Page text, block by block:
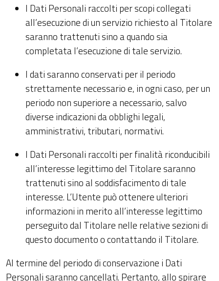
I Dati Personali raccolti per scopi collegati
all’esecuzione di un servizio richiesto al Titolare
saranno trattenuti sino a quando sia
completata l’esecuzione di tale servizio.
I dati saranno conservati per il periodo
strettamente necessario e, in ogni caso, per un
periodo non superiore a necessario, salvo
diverse indicazioni da obblighi legali,
amministrativi, tributari, normativi.
I Dati Personali raccolti per finalità riconducibili
all’interesse legittimo del Titolare saranno
trattenuti sino al soddisfacimento di tale
interesse. L’Utente può ottenere ulteriori
informazioni in merito all’interesse legittimo
perseguito dal Titolare nelle relative sezioni di
questo documento o contattando il Titolare.
Al termine del periodo di conservazione i Dati
Personali saranno cancellati. Pertanto, allo spirare